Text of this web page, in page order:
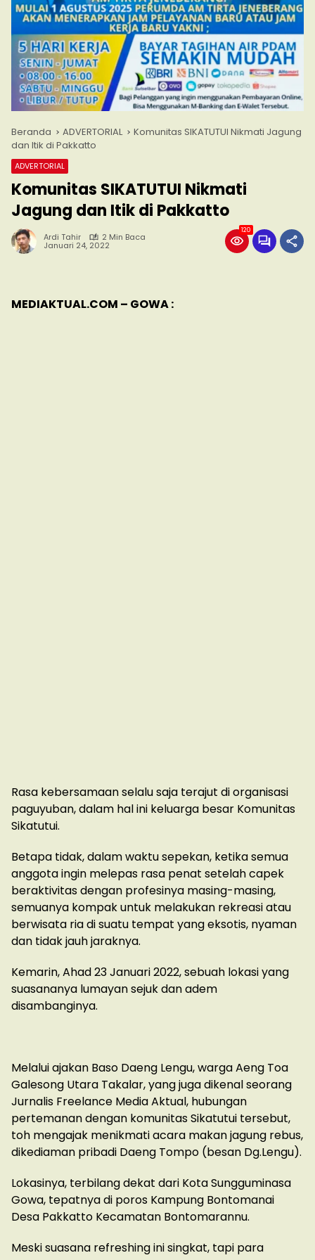
Beranda ADVERTORIAL
Komunitas SIKATUTUI Nikmati Jagung
dan Itik di Pakkatto
ADVERTORIAL
Komunitas SIKATUTUI Nikmati
Jagung dan Itik di Pakkatto
Ardi Tahir 2 Min Baca
Januari 24, 2022
120
MEDIAKTUAL.COM – GOWA :
Rasa kebersamaan selalu saja terajut di organisasi
paguyuban, dalam hal ini keluarga besar Komunitas
Sikatutui.
Betapa tidak, dalam waktu sepekan, ketika semua
anggota ingin melepas rasa penat setelah capek
beraktivitas dengan profesinya masing-masing,
semuanya kompak untuk melakukan rekreasi atau
berwisata ria di suatu tempat yang eksotis, nyaman
dan tidak jauh jaraknya.
Kemarin, Ahad 23 Januari 2022, sebuah lokasi yang
suasananya lumayan sejuk dan adem
disambanginya.
Melalui ajakan Baso Daeng Lengu, warga Aeng Toa
Galesong Utara Takalar, yang juga dikenal seorang
Jurnalis Freelance Media Aktual, hubungan
pertemanan dengan komunitas Sikatutui tersebut,
toh mengajak menikmati acara makan jagung rebus,
dikediaman pribadi Daeng Tompo (besan Dg.Lengu).
Lokasinya, terbilang dekat dari Kota Sungguminasa
Gowa, tepatnya di poros Kampung Bontomanai
Desa Pakkatto Kecamatan Bontomarannu.
Meski suasana refreshing ini singkat, tapi para